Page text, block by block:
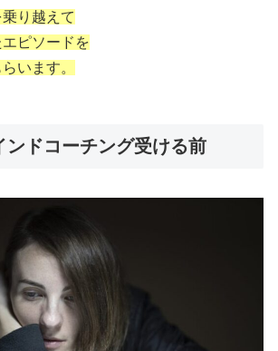
り越えて
ピソードを
います。
ンドコーチング受ける前